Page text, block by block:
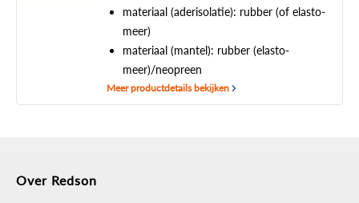
materiaal (aderisolatie): rubber (of elasto-
meer)
materiaal (mantel): rubber (elasto-
meer)/neopreen
Meer productdetails bekijken
Over Redson